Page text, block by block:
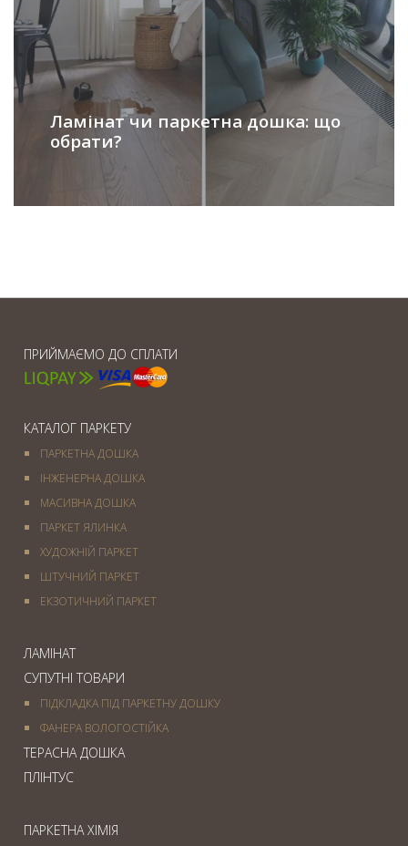
Ламінат чи паркетна дошка: що
обрати?
ПРИЙМАЄМО ДО СПЛАТИ
КАТАЛОГ ПАРКЕТУ
ПАРКЕТНА ДОШКА
ІНЖЕНЕРНА ДОШКА
МАСИВНА ДОШКА
ПАРКЕТ ЯЛИНКА
ХУДОЖНІЙ ПАРКЕТ
ШТУЧНИЙ ПАРКЕТ
ЕКЗОТИЧНИЙ ПАРКЕТ
ЛАМІНАТ
СУПУТНІ ТОВАРИ
ПІДКЛАДКА ПІД ПАРКЕТНУ ДОШКУ
ФАНЕРА ВОЛОГОСТІЙКА
ТЕРАСНА ДОШКА
ПЛІНТУС
ПАРКЕТНА ХІМІЯ